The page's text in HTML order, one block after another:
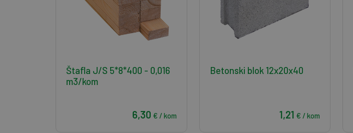
Štafla J/S 5*8*400 - 0,016
m3/kom
6,30 € / kom
Betonski blok 12x20x40
1,21 € / kom